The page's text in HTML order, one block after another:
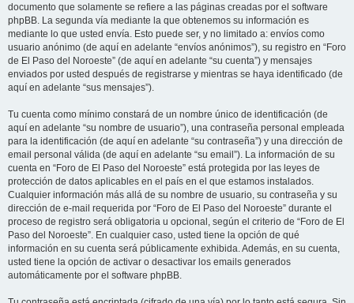
documento que solamente se refiere a las páginas creadas por el software
phpBB. La segunda vía mediante la que obtenemos su información es
mediante lo que usted envía. Esto puede ser, y no limitado a: envíos como
usuario anónimo (de aquí en adelante “envíos anónimos”), su registro en “Foro
de El Paso del Noroeste” (de aquí en adelante “su cuenta”) y mensajes
enviados por usted después de registrarse y mientras se haya identificado (de
aquí en adelante “sus mensajes”).
Tu cuenta como mínimo constará de un nombre único de identificación (de
aquí en adelante “su nombre de usuario”), una contraseña personal empleada
para la identificación (de aquí en adelante “su contraseña”) y una dirección de
email personal válida (de aquí en adelante “su email”). La información de su
cuenta en “Foro de El Paso del Noroeste” está protegida por las leyes de
protección de datos aplicables en el país en el que estamos instalados.
Cualquier información más allá de su nombre de usuario, su contraseña y su
dirección de e-mail requerida por “Foro de El Paso del Noroeste” durante el
proceso de registro será obligatoria u opcional, según el criterio de “Foro de El
Paso del Noroeste”. En cualquier caso, usted tiene la opción de qué
información en su cuenta será públicamente exhibida. Además, en su cuenta,
usted tiene la opción de activar o desactivar los emails generados
automáticamente por el software phpBB.